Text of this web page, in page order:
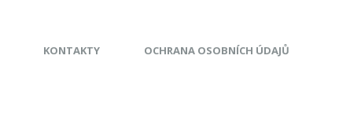
KONTAKTY OCHRANA OSOBNÍCH ÚDAJŮ